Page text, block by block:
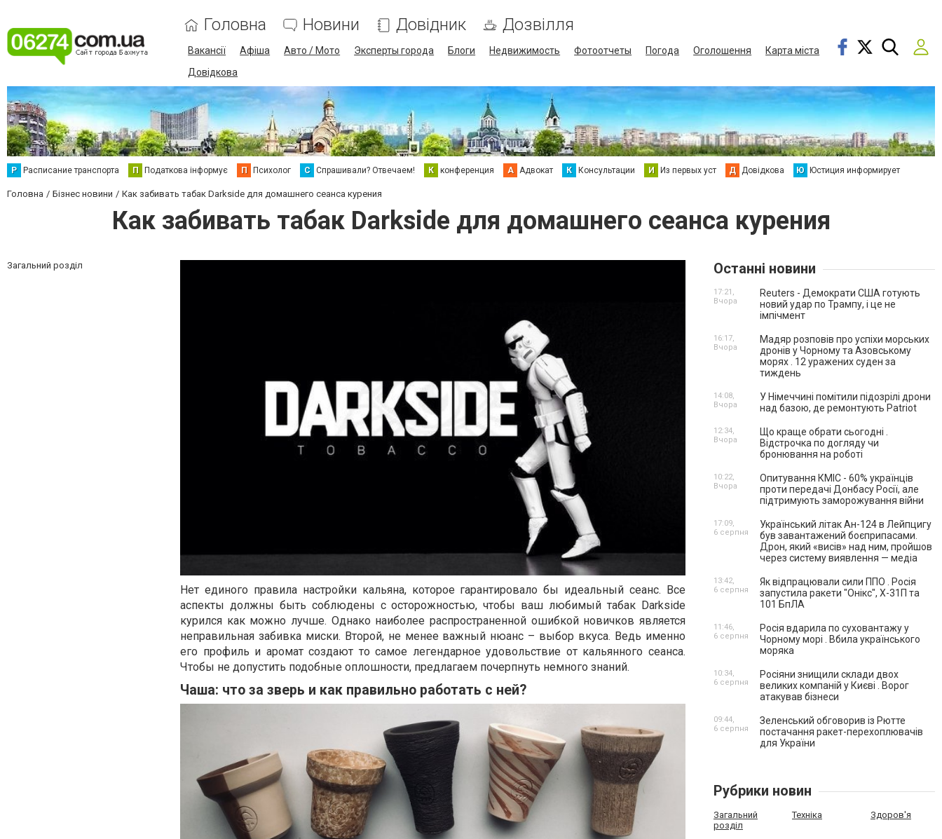
Головна Новини Довідник Дозвілля
Вакансії Афіша Авто / Мото Эксперты города Блоги Недвижимость Фотоотчеты Погода Оголошення
Карта міста
Довідкова
Р Расписание транспорта П Податкова інформує П Психолог С Спрашивали? Отвечаем! К конференция А Адвокат К Консультации И Из первых уст Д Довідкова Ю Юстиция информирует
Головна Бізнес новини Как забивать табак Darkside для домашнего сеанса курения
Как забивать табак Darkside для домашнего сеанса курения
Загальний розділ
Нет единого правила настройки кальяна, которое гарантировало бы идеальный сеанс. Все
аспекты должны быть соблюдены с осторожностью, чтобы ваш любимый табак Darkside
курился как можно лучше. Однако наиболее распространенной ошибкой новичков является
неправильная забивка миски. Второй, не менее важный нюанс – выбор вкуса. Ведь именно
его профиль и аромат создают то самое легендарное удовольствие от кальянного сеанса.
Чтобы не допустить подобные оплошности, предлагаем почерпнуть немного знаний.
Чаша: что за зверь и как правильно работать с ней?
Останні новини
Reuters - Демократи США готують
новий удар по Трампу, і це не
імпічмент
17:21,
Вчора
Мадяр розповів про успіхи морських
дронів у Чорному та Азовському
морях . 12 уражених суден за
тиждень
16:17,
Вчора
У Німеччині помітили підозрілі дрони
над базою, де ремонтують Patriot
14:08,
Вчора
Що краще обрати сьогодні .
Відстрочка по догляду чи
бронювання на роботі
12:34,
Вчора
Опитування КМІС - 60% українців
проти передачі Донбасу Росії, але
підтримують заморожування війни
10:22,
Вчора
Український літак Ан-124 в Лейпцигу
був завантажений боєприпасами.
Дрон, який «висів» над ним, пройшов
через систему виявлення — медіа
17:09,
6 серпня
Як відпрацювали сили ППО . Росія
запустила ракети "Онікс", Х-31П та
101 БпЛА
13:42,
6 серпня
Росія вдарила по суховантажу у
Чорному морі . Вбила українського
моряка
11:46,
6 серпня
Росіяни знищили склади двох
великих компаній у Києві . Ворог
атакував бізнеси
10:34,
6 серпня
Зеленський обговорив із Рютте
постачання ракет-перехоплювачів
для України
09:44,
6 серпня
Рубрики новин
Загальний
розділ
Техніка Здоров'я